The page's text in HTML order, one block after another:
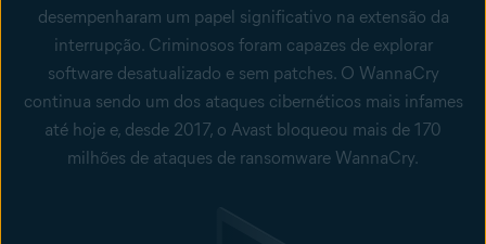
desempenharam um papel significativo na extensão da
interrupção. Criminosos foram capazes de explorar
software desatualizado e sem patches. O WannaCry
continua sendo um dos ataques cibernéticos mais infames
até hoje e, desde 2017, o Avast bloqueou mais de 170
milhões de ataques de ransomware WannaCry.